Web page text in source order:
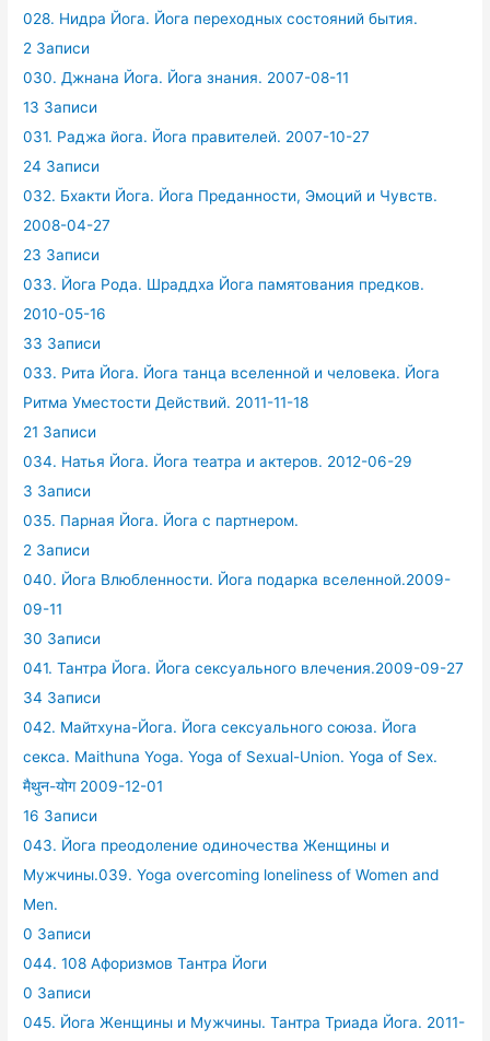
028. Нидра Йога. Йога переходных состояний бытия.
2 Записи
030. Джнана Йога. Йога знания. 2007-08-11
13 Записи
031. Раджа йога. Йога правителей. 2007-10-27
24 Записи
032. Бхакти Йога. Йога Преданности, Эмоций и Чувств.
2008-04-27
23 Записи
033. Йога Рода. Шраддха Йога памятования предков.
2010-05-16
33 Записи
033. Рита Йога. Йога танца вселенной и человека. Йога
Ритма Уместости Действий. 2011-11-18
21 Записи
034. Натья Йога. Йога театра и актеров. 2012-06-29
3 Записи
035. Парная Йога. Йога с партнером.
2 Записи
040. Йога Влюбленности. Йога подарка вселенной.2009-
09-11
30 Записи
041. Тантра Йога. Йога сексуального влечения.2009-09-27
34 Записи
042. Майтхуна-Йога. Йога сексуального союза. Йога
секса. Maithuna Yoga. Yoga of Sexual-Union. Yoga of Sex.
मैथुन-योग 2009-12-01
16 Записи
043. Йога преодоление одиночества Женщины и
Мужчины.039. Yoga overcoming loneliness of Women and
Men.
0 Записи
044. 108 Афоризмов Тантра Йоги
0 Записи
045. Йога Женщины и Мужчины. Тантра Триада Йога. 2011-